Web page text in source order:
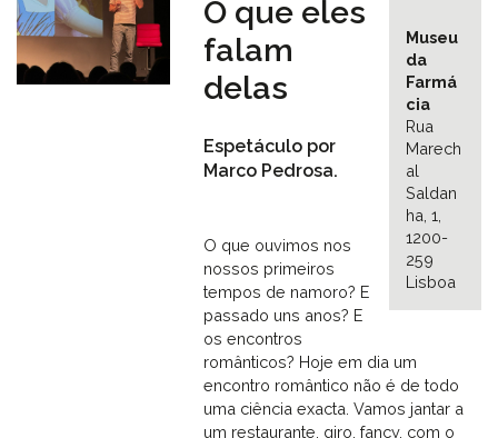
Museu
da
Farmá
cia
Rua
Marech
al
Saldan
ha, 1,
1200-
259
Lisboa
O que eles
falam
delas
Espetáculo por
Marco Pedrosa.
O que ouvimos nos
nossos primeiros
tempos de namoro? E
passado uns anos? E
os encontros
românticos? Hoje em dia um
encontro romântico não é de todo
uma ciência exacta. Vamos jantar a
um restaurante, giro, fancy, com o